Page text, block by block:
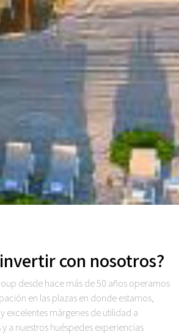
con nosotros?
desde hace más de 50 años operamos
en las plazas en donde estamos,
excelentes márgenes de utilidad a
a nuestros huéspedes experiencias